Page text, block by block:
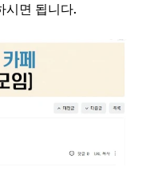
시면 됩니다.